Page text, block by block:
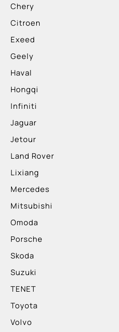
Chery
Citroen
Exeed
Geely
Haval
Hongqi
Infiniti
Jaguar
Jetour
Land Rover
Lixiang
Mercedes
Mitsubishi
Omoda
Porsche
Skoda
Suzuki
TENET
Toyota
Volvo